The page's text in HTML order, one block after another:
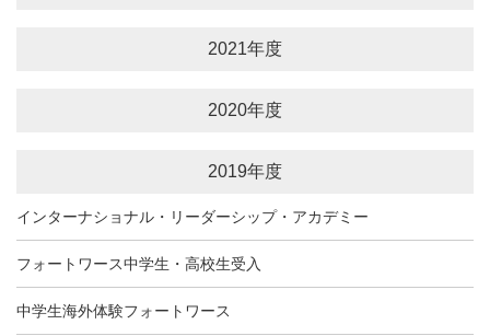
2021年度
2020年度
2019年度
インターナショナル・リーダーシップ・アカデミー
フォートワース中学生・高校生受入
中学生海外体験フォートワース